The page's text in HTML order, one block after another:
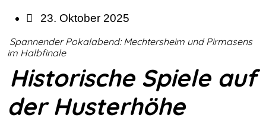
23. Oktober 2025
Spannender Pokalabend: Mechtersheim und Pirmasens
im Halbfinale
Historische Spiele auf
der Husterhöhe